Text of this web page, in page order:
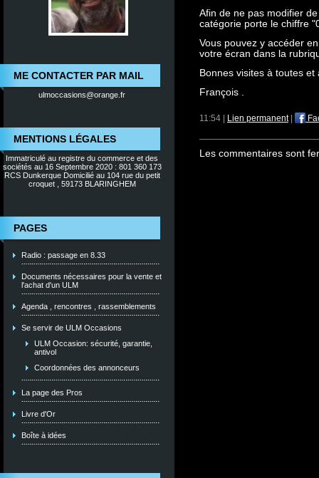
ME CONTACTER PAR MAIL
ulmoccasions@orange.fr
MENTIONS LÉGALES
Immatriculé au registre du commerce et des
sociétés au 16 Septembre 2020 : 801 360 173
RCS Dunkerque Domicilié au 104 rue du petit
croquet , 59173 BLARINGHEM
PAGES
Radio : passage en 8.33
Documents nécessaires pour la vente et
l'achat d'un ULM
Agenda , rencontres , rassemblements
Se servir de ULM Occasions
ULM Occasion: sécurité, garantie,
antivol
Coordonnées des annonceurs
La page des Pros
Livre d'Or
Boîte à idées
Afin de ne pas modifier
catégorie porte le chiffre
Vous pouvez y accéder
votre écran dans la
Bonnes visites à toutes et
François .
11:54 | Lien permanent|
Les commentaires sont